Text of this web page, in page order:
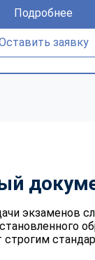
Подробнее
заявку
экзаменов
строгим